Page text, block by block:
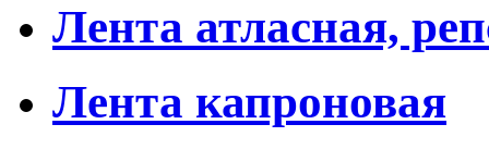
Лента атласная,
Лента капроновая